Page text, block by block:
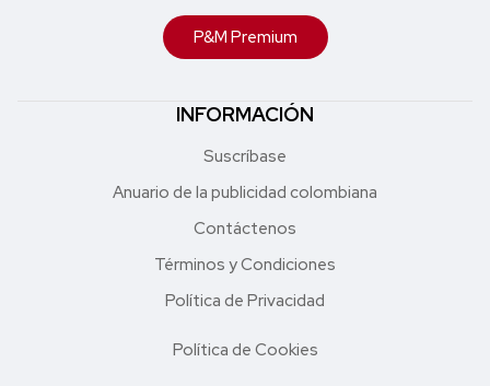
P&M Premium
INFORMACIÓN
Suscríbase
Anuario de la publicidad colombiana
Contáctenos
Términos y Condiciones
Política de Privacidad
Política de Cookies